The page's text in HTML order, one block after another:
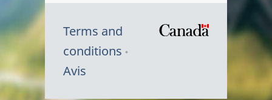
Terms and
conditions
Avis